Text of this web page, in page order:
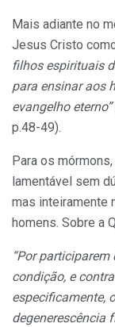
Mais adiante no
Jesus Cristo
filhos espirituais
para ensinar aos
evangelho eterno”
p.48-49).
Para os
lamentável sem
mas inteiramente
homens. Sobre a
“Por
condição, e
especificamente,
degenerescência